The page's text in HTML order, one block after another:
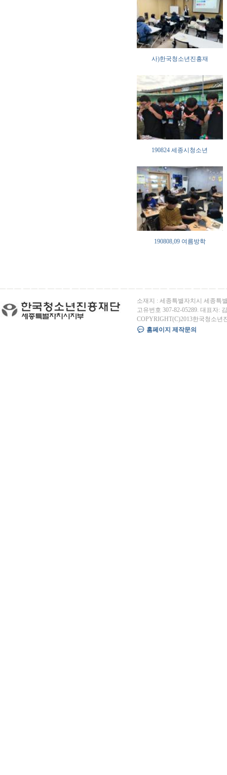
사)한국청소년진흥재
190824 세종시청소년
190808,09 여름방학
소재지 : 세종특별자치시 세종특
고유번호 307-82-05289. 대표자:
COPYRIGHT(C)2013한국청소년
홈페이지 제작문의